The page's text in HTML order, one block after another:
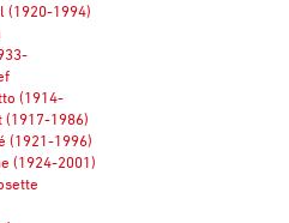
(1920-1994)
(1914-
(1917-1986)
(1921-1996)
(1924-2001)